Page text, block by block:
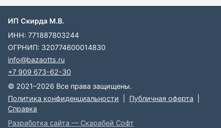
ИП Скирда М.В.
ИНН: 771887803244
ОГРНИП: 320774600014830
info@bazaotts.ru
+7 909 673-62-30
© 2021–2026 Все права защищены.
Политика конфиденциальности
Публичная оферта
Справка
Разработка сайта — Скарабей Софт